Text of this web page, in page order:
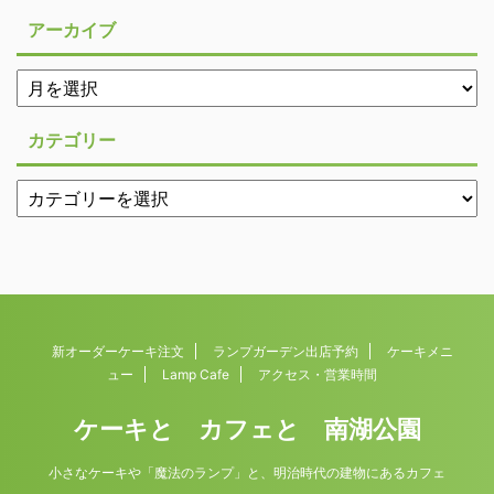
アーカイブ
カテゴリー
新オーダーケーキ注文 ランプガーデン出店予約
ケーキメニ
ュー
Lamp Cafe アクセス・営業時間
ケーキと カフェと 南湖公園
小さなケーキや「魔法のランプ」と、明治時代の建物にあるカフェ